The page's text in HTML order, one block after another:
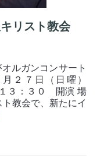
リスト教会
ルガンコンサート
２７日（日曜）
３０ 開演 場
教会で、新たにイ